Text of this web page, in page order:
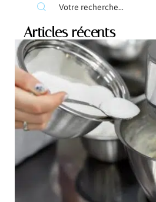
Articles récents